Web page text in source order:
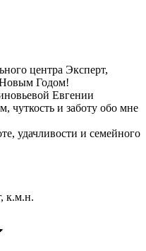
центра Эксперт,
Годом!
Евгении
чуткость и заботу обо мне
удачливости и семейного
к.м.н.